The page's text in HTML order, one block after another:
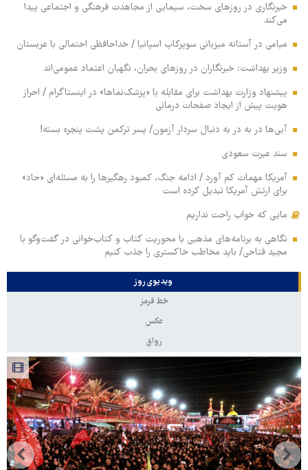
خبرنگاری در روزهای سخت، سیمایی از مجاهدت فرهنگی و اجتماعی پیدا
می‌کند
میامی در آستانه میزبانی سوپرکاپ اسپانیا / خداحافظی احتمالی با عربستان
وزیر بهداشت: خبرنگاران در روزهای بحران، نگهبان اعتماد عمومی‌اند
پیشنهاد وزارت بهداشت برای مقابله با «پزشک‌نماها» در اینستاگرام / احراز
هویت پیش از ایجاد صفحات درمانی
آبی‌ها در به در به دنبال سردار آزمون/ پسر ترکمن پشت پنجره بسته!
سند عبرت سعودی
آمریکا مهمات کم آورد / ادامه جنگ، کمبود رهگیرها را به مسئله‌ای «حاد»
برای ارتش آمریکا تبدیل کرده است
مایی که خواب راحت نداریم
نگاهی به برنامه‌های مذهبی با محوریت کتاب و کتاب‌خوانی در گفت‌وگو با
مجید فتاحی/ باید مخاطب خاکستری را جذب کنیم
ویدیوی روز
خط قرمز
عکس
رواق